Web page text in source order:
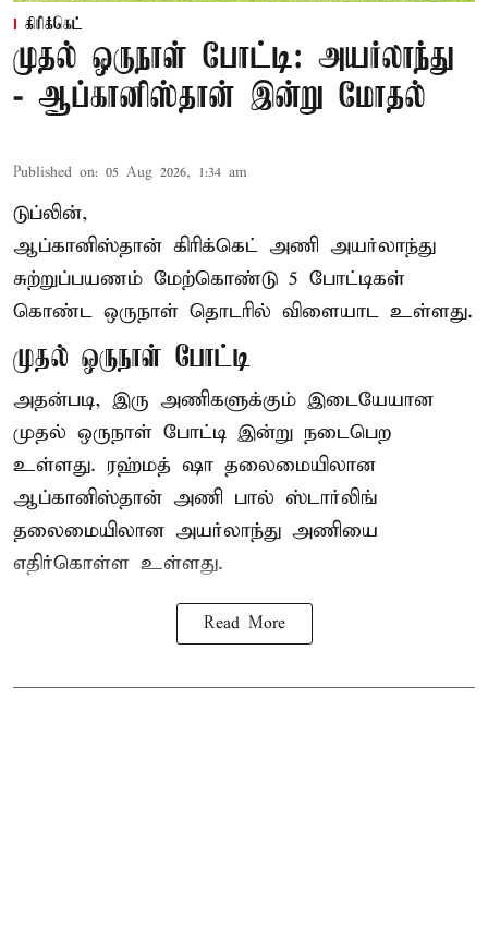
கிரிக்கெட்
முதல் ஒருநாள் போட்டி: அயர்லாந்து
- ஆப்கானிஸ்தான் இன்று மோதல்
Published on: 05 Aug 2026, 1:34 am
டுப்லின்,
ஆப்கானிஸ்தான் கிரிக்கெட் அணி அயர்லாந்து
சுற்றுப்பயணம் மேற்கொண்டு 5 போட்டிகள்
கொண்ட ஒருநாள் தொடரில் விளையாட உள்ளது.
முதல் ஒருநாள் போட்டி
அதன்படி, இரு அணிகளுக்கும் இடையேயான
முதல் ஒருநாள் போட்டி இன்று நடைபெற
உள்ளது. ரஹ்மத் ஷா தலைமையிலான
ஆப்கானிஸ்தான் அணி பால் ஸ்டார்லிங்
தலைமையிலான அயர்லாந்து அணியை
எதிர்கொள்ள உள்ளது.
Read More